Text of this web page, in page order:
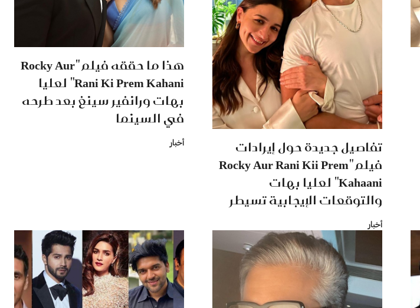
تفاصيل جديدة حول إيرادات
فيلم "Rocky Aur Rani Kii Prem
Kahaani" لعليا بهات
والتوقعات الإيجابية تسيطر
أخبار
هذا ما حققه فيلم "Rocky Aur
Rani Ki Prem Kahani" لعليا
بهات ورانفير سينغ بعد طرحه
في السينما
أخبار